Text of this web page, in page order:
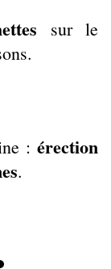
sur le
: érection
.